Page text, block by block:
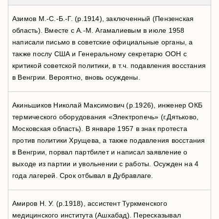
Азимов М.-С.-Б.-Г. (р.1914), заключенный (Пензенская
область). Вместе с А.-М. Агамалиевым в июле 1958
написали письмо в советские официальные органы, а
также послу США и Генеральному секретарю ООН с
критикой советской политики, в т.ч. подавления восстания
в Венгрии. Вероятно, вновь осуждены.
Акиньшиков Николай Максимович (р.1926), инженер ОКБ
термического оборудования «Электропечь» (г.Дятьково,
Московская область). В январе 1957 в знак протеста
против политики Хрущева, а также подавления восстания
в Венгрии, порвал партбилет и написал заявление о
выходе из партии и увольнении с работы. Осужден на 4
года лагерей. Срок отбывал в Дубравлаге.
Амиров Н. У. (р.1918), ассистент Туркменского
медицинского института (Ашхабад). Пересказывал